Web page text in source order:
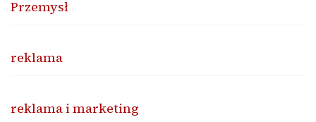
Przemysł
reklama
reklama i marketing